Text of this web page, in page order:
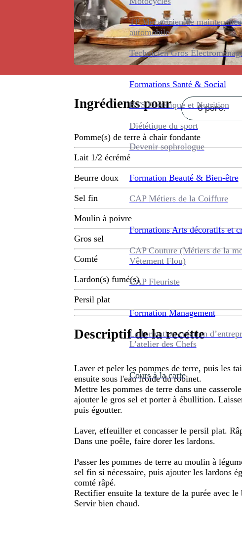
TP Mécanicien de maintenance
automobile
Technicien Gros
Formations Santé & Social
BTS Diététique et Nutrition
Diététique du sport
Devenir sophrologue
Formation Beauté & Bien-être
CAP Métiers de la Coiffure
Formations Arts décoratifs et
CAP Couture (Métiers de la
Vêtement Flou)
CAP Fleuriste
Formation Management
La formation création
L’atelier des Chefs
Cours à la carte
Ingrédients pour 6 pers.
Pomme(s) de terre à chair fondante
Lait 1/2 écrémé
Beurre doux
Sel fin
Moulin à poivre
Gros sel
Comté
Lardon(s) fumé(s)
Persil plat
Descriptif de la recette
Laver et peler les pommes de terre, puis les
ensuite sous l'eau froide du robinet.
Mettre les pommes de terre dans une
ajouter le gros sel et porter à ébullition.
puis égoutter.
Laver, effeuiller et concasser le persil plat.
Dans une poêle, faire dorer les lardons.
Passer les pommes de terre au moulin à
sel fin si nécessaire, puis ajouter les lardons
comté râpé.
Rectifier ensuite la texture de la purée avec le
Servir bien chaud.